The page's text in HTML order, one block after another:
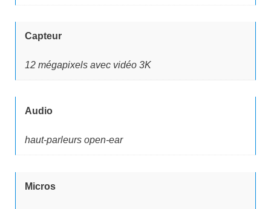
Capteur
12 mégapixels avec vidéo 3K
Audio
haut-parleurs open-ear
Micros